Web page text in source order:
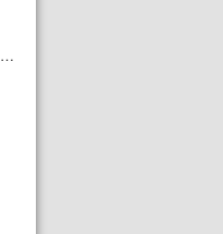
3 проблемы «Терминатора: Да придет спаситель», которые испортили фильм | Plugged In Ru